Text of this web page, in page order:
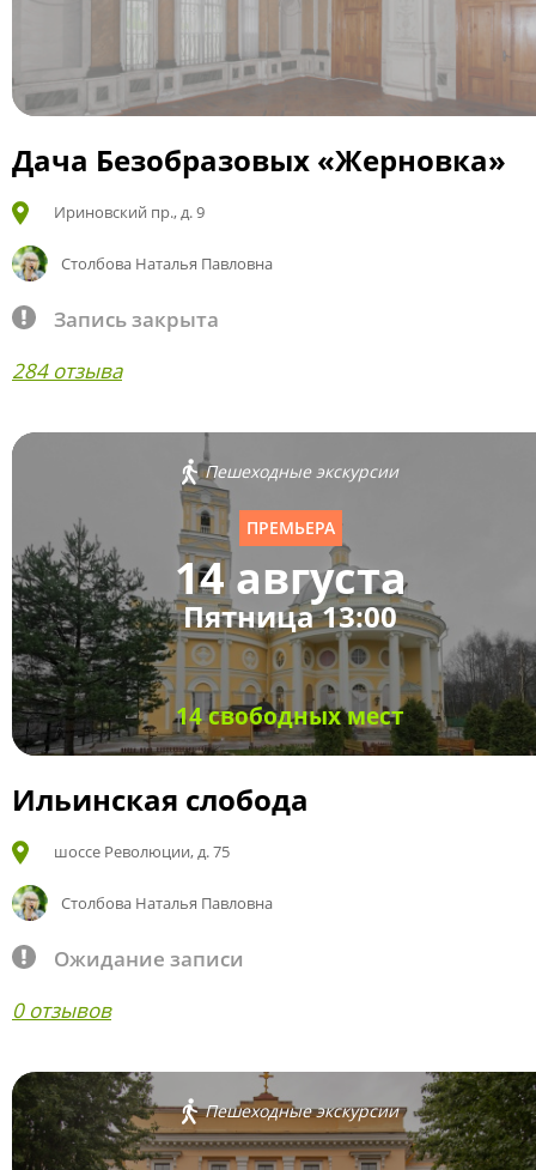
Дача Безобразовых «Жерновка»
Ириновский пр., д. 9
Столбова Наталья Павловна
Запись закрыта
284 отзыва
Пешеходные экскурсии
ПРЕМЬЕРА
14 августа
Пятница 13:00
14 свободных мест
Ильинская слобода
шоссе Революции, д. 75
Столбова Наталья Павловна
Ожидание записи
0 отзывов
Пешеходные экскурсии